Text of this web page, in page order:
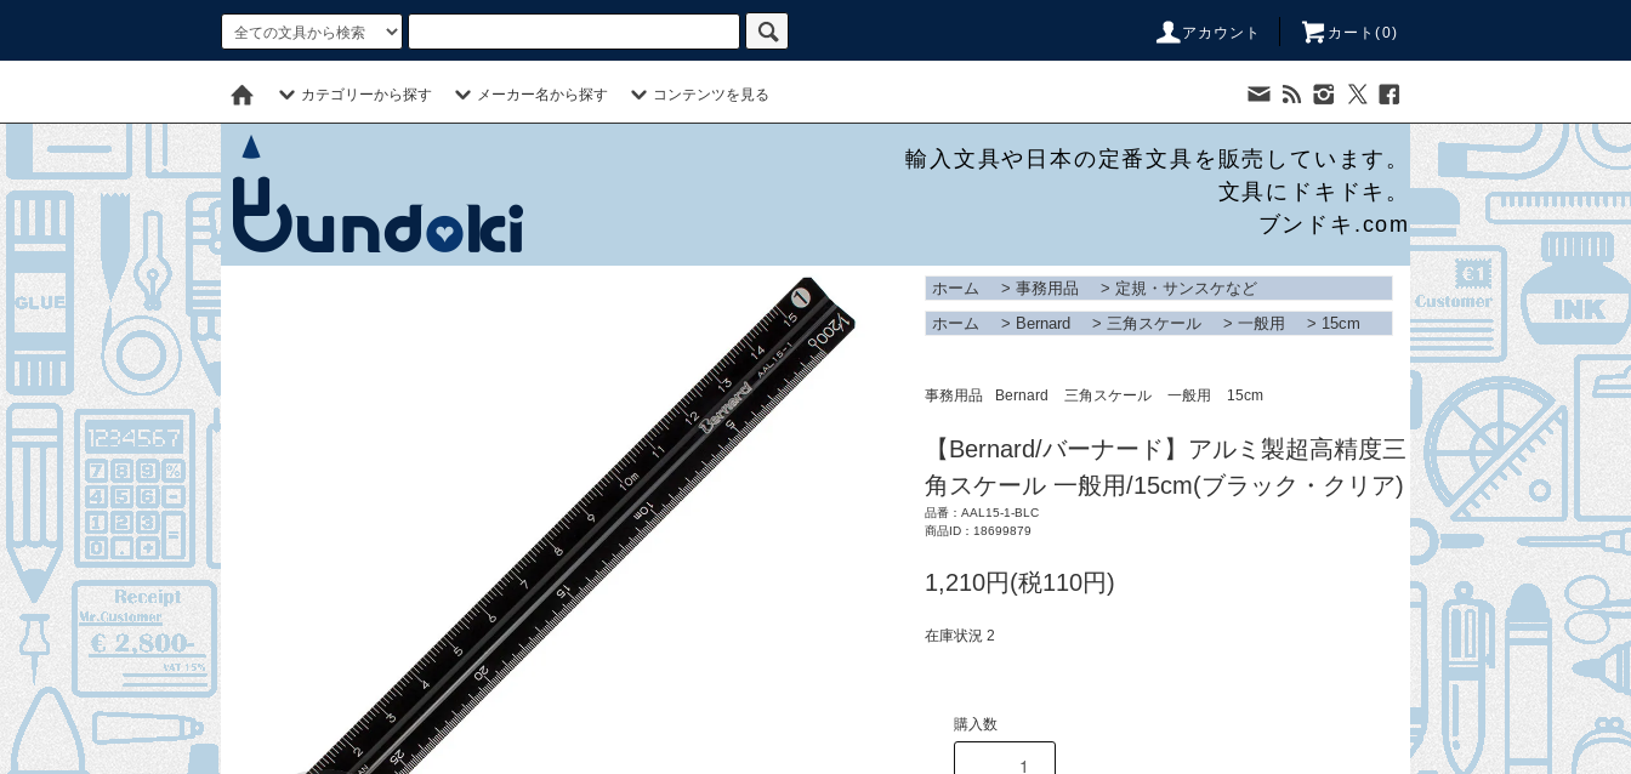
アカウント カート(0)
カテゴリーから探す メーカー名から探す コンテンツを見る
輸入文具や日本の定番文具を販売しています。
文具にドキドキ。
ブンドキ.com
ホーム > 事務用品 > 定規・サンスケなど
ホーム
> Bernard > 三角スケール > 一般用 > 15cm
事務用品 Bernard 三角スケール 一般用 15cm
【Bernard/バーナード】アルミ製超高精度三
角スケール 一般用/15cm(ブラック・クリア)
品番：AAL15-1-BLC
商品ID：18699879
1,210円(税110円)
在庫状況 2
購入数